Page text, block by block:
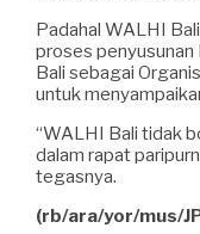
Padahal WALHI
proses
Bali sebagai
untuk
“WALHI Bali tidak
dalam rapat
tegasnya.
(rb/ara/yor/mus/